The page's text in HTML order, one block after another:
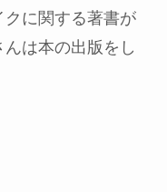
に関する著書が
は本の出版をし